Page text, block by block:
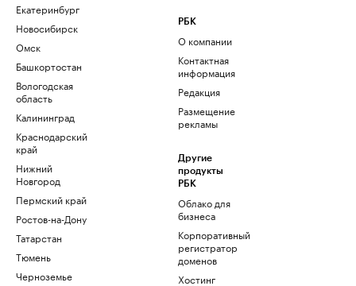
Екатеринбург
Новосибирск
Омск
Башкортостан
Вологодская
область
Калининград
Краснодарский
край
Нижний
Новгород
Пермский край
Ростов-на-Дону
Татарстан
Тюмень
Черноземье
РБК
О компании
Контактная
информация
Редакция
Размещение
рекламы
Другие
продукты
РБК
Облако для
бизнеса
Корпоративный
регистратор
доменов
Хостинг